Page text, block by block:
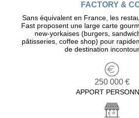
FACTORY &
Sans équivalent en France, les
Fast proposent une large carte
new-yorkaises (burgers,
pâtisseries, coffee shop) pour
de destination
250 000 €
APPORT